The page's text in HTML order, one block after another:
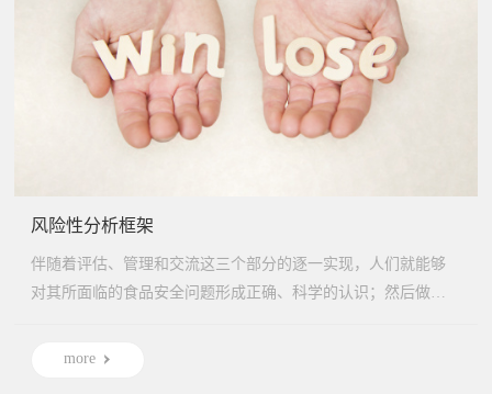
风险性分析框架
伴随着评估、管理和交流这三个部分的逐一实现，人们就能够
对其所面临的食品安全问题形成正确、科学的认识；然后做出
more